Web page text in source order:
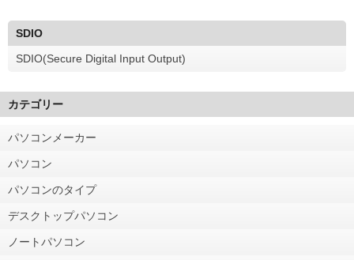
SDIO
SDIO(Secure Digital Input Output)
カテゴリー
パソコンメーカー
パソコン
パソコンのタイプ
デスクトップパソコン
ノートパソコン